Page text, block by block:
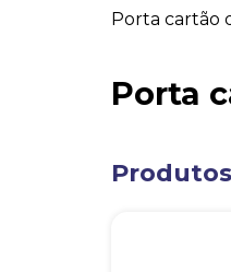
Porta cartão
Porta